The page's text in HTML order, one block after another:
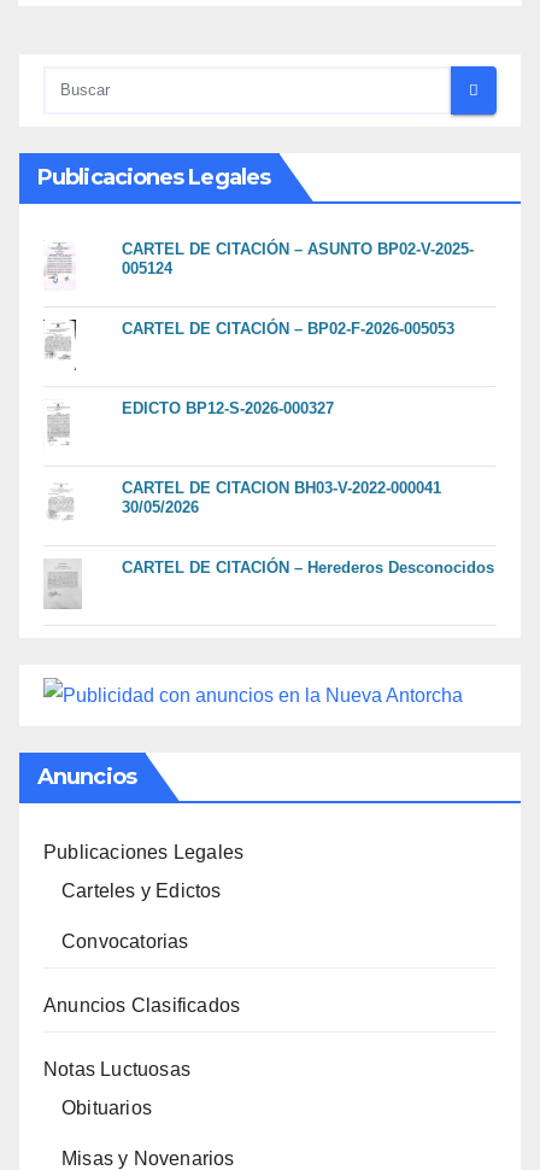
Publicaciones Legales
CARTEL DE CITACIÓN – ASUNTO BP02-V-2025-
005124
CARTEL DE CITACIÓN – BP02-F-2026-005053
EDICTO BP12-S-2026-000327
CARTEL DE CITACION BH03-V-2022-000041
30/05/2026
CARTEL DE CITACIÓN – Herederos Desconocidos
Anuncios
Publicaciones Legales
Carteles y Edictos
Convocatorias
Anuncios Clasificados
Notas Luctuosas
Obituarios
Misas y Novenarios